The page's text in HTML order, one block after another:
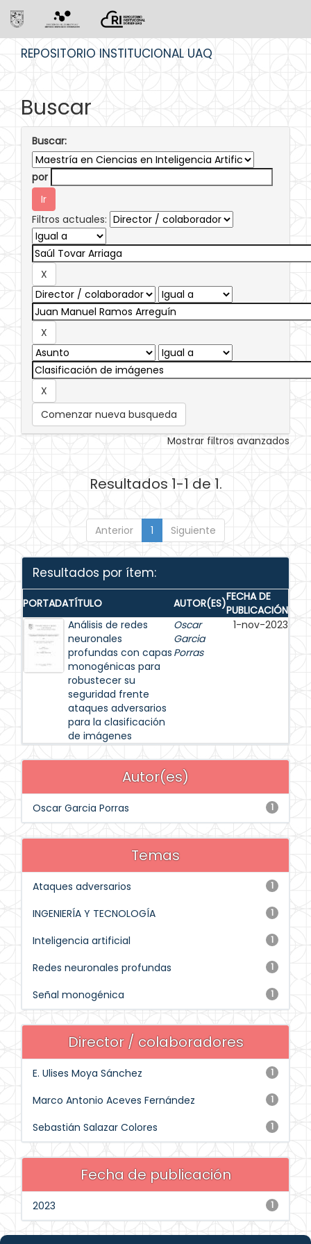
REPOSITORIO INSTITUCIONAL UAQ
Buscar
Buscar:
por
Filtros actuales:
Comenzar nueva busqueda
Mostrar filtros avanzados
Resultados 1-1 de 1.
Anterior 1 Siguiente
Resultados por ítem:
PORTADATÍTULO AUTOR(ES)FECHA DE
PUBLICACIÓN
Análisis de redes
neuronales
profundas con capas
monogénicas para
robustecer su
seguridad frente
ataques adversarios
para la clasificación
de imágenes
Oscar
Garcia
Porras
1-nov-2023
Autor(es)
1
Oscar Garcia Porras
Temas
1
Ataques adversarios
1
INGENIERÍA Y TECNOLOGÍA
1
Inteligencia artificial
1
Redes neuronales profundas
1
Señal monogénica
Director / colaboradores
1
E. Ulises Moya Sánchez
1
Marco Antonio Aceves Fernández
1
Sebastián Salazar Colores
Fecha de publicación
1
2023